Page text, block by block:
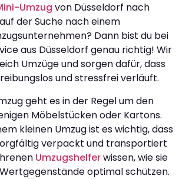
Umzug von Düsseldorf nach
der Suche nach einem
Dann bist du bei
aus Düsseldorf genau richtig! Wir
Umzüge und sorgen dafür, dass
und stressfrei verläuft.
geht es in der Regel um den
Möbelstücken oder Kartons.
kleinen Umzug ist es wichtig, dass
verpackt und transportiert
Umzugshelferwissen, wie sie
optimal schützen.